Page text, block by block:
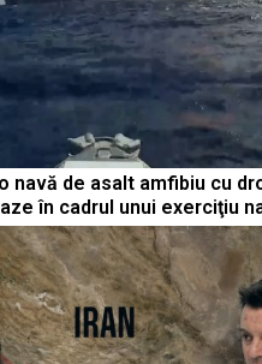
navă de asalt amfibiu cu
în cadrul unui exerciţiu